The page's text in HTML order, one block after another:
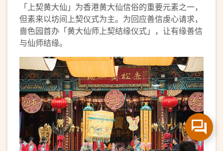
「上契黄大仙」为香港黄大仙信俗的重要元素之一，
但素来以坊间上契仪式为主。为回应善信虔心请求，
啬色园首办「黄大仙师上契结缘仪式」，让有缘善信
与仙师结缘。